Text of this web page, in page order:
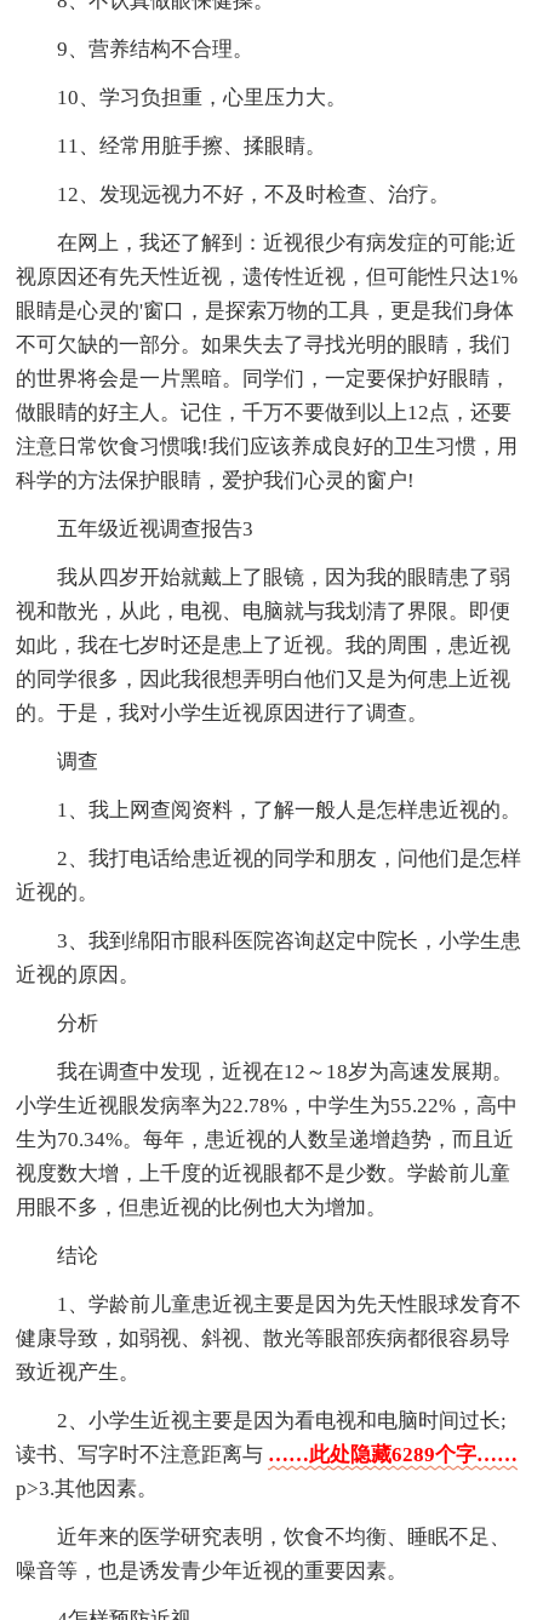
9、营养结构不合理。
10、学习负担重，心里压力大。
11、经常用脏手擦、揉眼睛。
12、发现远视力不好，不及时检查、治疗。
在网上，我还了解到：近视很少有病发症的可能;近
视原因还有先天性近视，遗传性近视，但可能性只达1%
眼睛是心灵的'窗口，是探索万物的工具，更是我们身体
不可欠缺的一部分。如果失去了寻找光明的眼睛，我们
的世界将会是一片黑暗。同学们，一定要保护好眼睛，
做眼睛的好主人。记住，千万不要做到以上12点，还要
注意日常饮食习惯哦!我们应该养成良好的卫生习惯，用
科学的方法保护眼睛，爱护我们心灵的窗户!
五年级近视调查报告3
我从四岁开始就戴上了眼镜，因为我的眼睛患了弱
视和散光，从此，电视、电脑就与我划清了界限。即便
如此，我在七岁时还是患上了近视。我的周围，患近视
的同学很多，因此我很想弄明白他们又是为何患上近视
的。于是，我对小学生近视原因进行了调查。
调查
1、我上网查阅资料，了解一般人是怎样患近视的。
2、我打电话给患近视的同学和朋友，问他们是怎样
近视的。
3、我到绵阳市眼科医院咨询赵定中院长，小学生患
近视的原因。
分析
我在调查中发现，近视在12～18岁为高速发展期。
小学生近视眼发病率为22.78%，中学生为55.22%，高中
生为70.34%。每年，患近视的人数呈递增趋势，而且近
视度数大增，上千度的近视眼都不是少数。学龄前儿童
用眼不多，但患近视的比例也大为增加。
结论
1、学龄前儿童患近视主要是因为先天性眼球发育不
健康导致，如弱视、斜视、散光等眼部疾病都很容易导
致近视产生。
2、小学生近视主要是因为看电视和电脑时间过长;
读书、写字时不注意距离与 ……此处隐藏6289个字……
p>3.其他因素。
近年来的医学研究表明，饮食不均衡、睡眠不足、
噪音等，也是诱发青少年近视的重要因素。